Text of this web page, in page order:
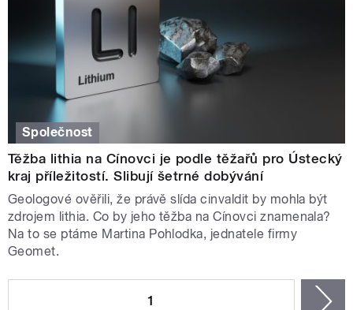
Společnost
Těžba lithia na Cínovci je podle těžařů pro Ústecký
kraj příležitostí. Slibují šetrné dobývání
Geologové ověřili, že právě slída cinvaldit by mohla být
zdrojem lithia. Co by jeho těžba na Cínovci znamenala?
Na to se ptáme Martina Pohlodka, jednatele firmy
Geomet.
1